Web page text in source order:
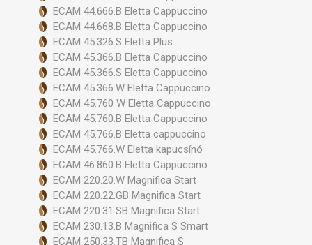
ECAM 44.666.B Eletta Cappuccino
ECAM 44.668.B Eletta Cappuccino
ECAM 45.326.S Eletta Plus
ECAM 45.366.B Eletta Cappuccino
ECAM 45.366.S Eletta Cappuccino
ECAM 45.366.W Eletta Cappuccino
ECAM 45.760 W Eletta Cappuccino
ECAM 45.760.B Eletta Cappuccino
ECAM 45.766.B Eletta cappuccino
ECAM 45.766.W Eletta kapucsínó
ECAM 46.860.B Eletta Cappuccino
ECAM 220.20.W Magnifica Start
ECAM 220.22.GB Magnifica Start
ECAM 220.31.SB Magnifica Start
ECAM 230.13.B Magnifica S Smart
ECAM 250.33.TB Magnifica S